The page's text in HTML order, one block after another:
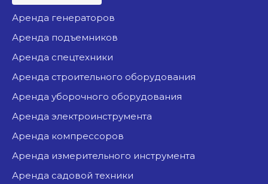
аренда генераторов
аренда подъемников
аренда спецтехники
аренда строительного оборудования
аренда уборочного оборудования
аренда электроинструмента
аренда компрессоров
аренда измерительного инструмента
аренда садовой техники